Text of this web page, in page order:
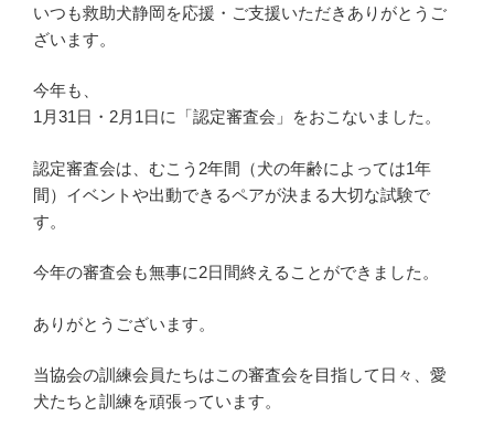
いつも救助犬静岡を応援・ご支援いただきありがとうご
ざいます。
今年も、
1月31日・2月1日に「認定審査会」をおこないました。
認定審査会は、むこう2年間（犬の年齢によっては1年
間）イベントや出動できるペアが決まる大切な試験で
す。
今年の審査会も無事に2日間終えることができました。
ありがとうございます。
当協会の訓練会員たちはこの審査会を目指して日々、愛
犬たちと訓練を頑張っています。